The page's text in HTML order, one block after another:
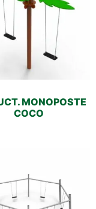
MONOPOSTE
COCO